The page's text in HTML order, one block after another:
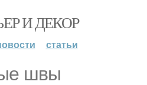
И ДЕКОР
статьи
швы